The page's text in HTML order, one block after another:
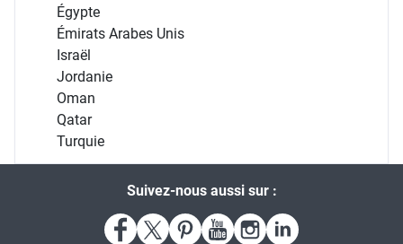
Égypte
Émirats Arabes Unis
Israël
Jordanie
Oman
Qatar
Turquie
Suivez-nous aussi sur :